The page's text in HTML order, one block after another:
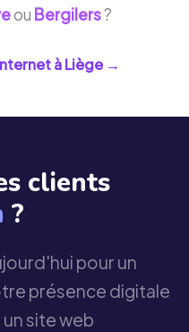
ou Bergilers?
àLiège→
clients
?
pour un
présence digitale
site web